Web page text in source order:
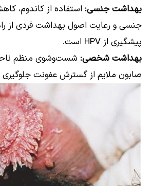
بهداشت جنسی: استفاده از کاندوم،
جنسی و رعایت اصول بهداشت فردی از
پیشگیری از HPV است.
بهداشت شخصی: شست‌وشوی منظم
صابون ملایم از گسترش عفونت